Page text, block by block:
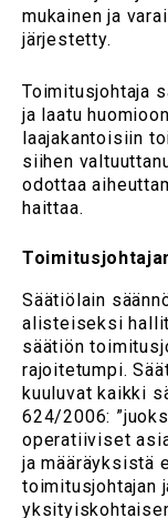
mukainen ja
järjestetty.
Toimitusjohtaja
ja laatu
laajakantoisiin
siihen
odottaa
haittaa.
Säätiölain
alisteiseksi
säätiön
rajoitetumpi.
kuuluvat kaikki
624/2006:
operatiiviset
ja määräyksistä
toimitusjohtajan